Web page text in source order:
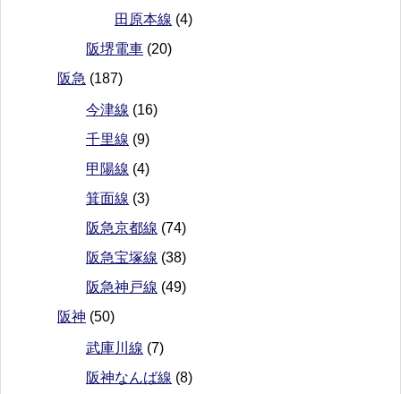
田原本線 (4)
阪堺電車 (20)
阪急 (187)
今津線 (16)
千里線 (9)
甲陽線 (4)
箕面線 (3)
阪急京都線 (74)
阪急宝塚線 (38)
阪急神戸線 (49)
阪神 (50)
武庫川線 (7)
阪神なんば線 (8)